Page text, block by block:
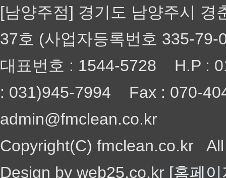
[남양주점] 경기도 남양주시 경
37호 (사업자등록번호 335-
대표번호 : 1544-5728 H.P :
: 031)945-7994 Fax : 070-
admin@fmclean.co.kr
Copyright(C) fmclean.co.kr
Design by web25.co.kr [홈페